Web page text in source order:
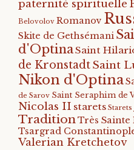
paternité spirituelle
Belovolov Romanov
Skite de Gethsémani
d'OptinaSaint
de KronstadtSaint
Nikon d'Optina
de Sarov Saint Seraphim de
Nicolas II starets
TraditionTrès
Tsargrad
Valerian Kretchetov